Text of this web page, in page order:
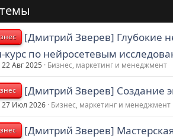
[Дмитрий Зверев] Глубокие
по нейросетевым
22 Авг 2025 Бизнес, маркетинг и менеджмент
[Дмитрий Зверев] Создание
27 Июл 2026 Бизнес, маркетинг и менеджмент
[Дмитрий Зверев]